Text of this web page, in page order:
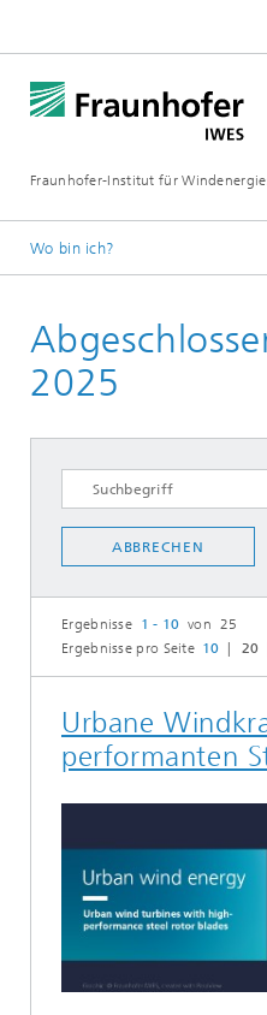
Fraunhofer-Institut für
Wo bin ich?
Forschungsprojekte
2025
ABBRECHEN
Ergebnisse 1 - 10 von 25
Ergebnisse pro Seite 10 20
Urbane
performanten